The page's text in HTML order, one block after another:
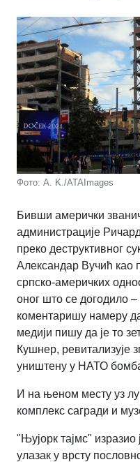
Фото: A. K./ATAImages
Бивши амерички
администрације
преко деструктивног
Александар Вучић
српско-америчких
оног што се догодило
коментаришу намеру
медији пишу да је то
Кушнер, ревитализује
уништену у НАТО
И на њеном месту уз
комплекс сагради и
"Њујорк тајмс" изразио
улазак у врсту